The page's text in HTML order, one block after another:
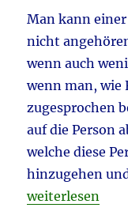
Man kann
nicht
wenn auch
wenn man, wie
zugesprochen
auf die Person
welche diese
hinzugehen
„Mangel an
weiterlesen